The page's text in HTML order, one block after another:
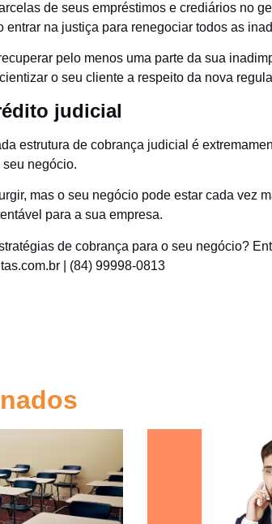
de seus empréstimos e crediários no
entrar na justiça para renegociar todos as
pelo menos uma parte da sua
o seu cliente a respeito da nova
judicial
estrutura de cobrança judicial é
negócio.
mas o seu negócio pode estar cada vez
para a sua empresa.
de cobrança para o seu negócio?
| (84) 99998-0813